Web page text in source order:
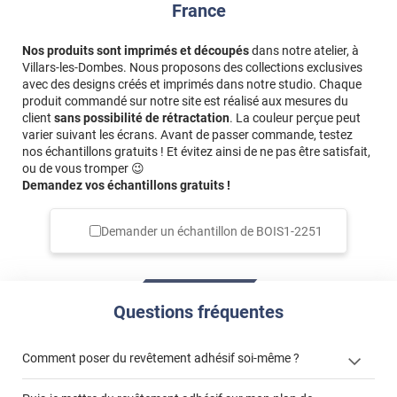
France
Nos produits sont imprimés et découpésdans notre atelier, à
Villars-les-Dombes. Nous proposons des collections exclusives
avec des designs créés et imprimés dans notre studio. Chaque
produit commandé sur notre site est réalisé aux mesures du
client sans possibilité de rétractation. La couleur perçue peut
varier suivant les écrans. Avant de passer commande, testez
nos échantillons gratuits ! Et évitez ainsi de ne pas être satisfait,
ou de vous tromper 😉
Demandez vos échantillons gratuits !
Demander un échantillon de BOIS1-2251
Questions fréquentes
Comment poser du revêtement adhésif soi-même ?